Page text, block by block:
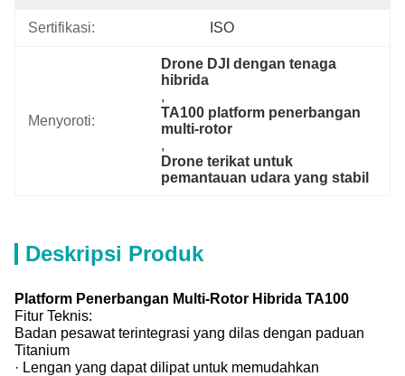
Sertifikasi: ISO
Menyoroti:
Drone DJI dengan tenaga
hibrida
,
TA100 platform penerbangan
multi-rotor
,
Drone terikat untuk
pemantauan udara yang stabil
Deskripsi Produk
Platform Penerbangan Multi-Rotor Hibrida TA100
Fitur Teknis:
Badan pesawat terintegrasi yang dilas dengan paduan
Titanium
· Lengan yang dapat dilipat untuk memudahkan